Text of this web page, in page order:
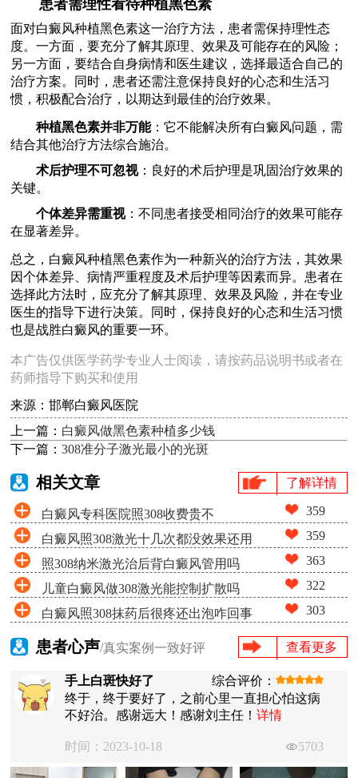
患者需理性看待种植黑色素
面对白癜风种植黑色素这一治疗方法，患者需保持理性态
度。一方面，要充分了解其原理、效果及可能存在的风险；
另一方面，要结合自身病情和医生建议，选择最适合自己的
治疗方案。同时，患者还需注意保持良好的心态和生活习
惯，积极配合治疗，以期达到最佳的治疗效果。
种植黑色素并非万能：它不能解决所有白癜风问题，需
结合其他治疗方法综合施治。
术后护理不可忽视：良好的术后护理是巩固治疗效果的
关键。
个体差异需重视：不同患者接受相同治疗的效果可能存
在显著差异。
总之，白癜风种植黑色素作为一种新兴的治疗方法，其效果
因个体差异、病情严重程度及术后护理等因素而异。患者在
选择此方法时，应充分了解其原理、效果及风险，并在专业
医生的指导下进行决策。同时，保持良好的心态和生活习惯
也是战胜白癜风的重要一环。
本广告仅供医学药学专业人士阅读，请按药品说明书或者在
药师指导下购买和使用
来源：邯郸白癜风医院
上一篇： 白癜风做黑色素种植多少钱
下一篇：308准分子激光最小的光斑
相关文章 了解详情
白癜风专科医院照308收费贵不 359
白癜风照308激光十几次都没效果还用
照吗
359
照308纳米激光治后背白癜风管用吗 363
儿童白癜风做308激光能控制扩散吗 322
白癜风照308抹药后很疼还出泡咋回事 303
患者心声/真实案例一致好评 查看更多
手上白斑快好了
综合评价：
终于，终于要好了，之前心里一直担心怕这病
不好治。感谢远大！感谢刘主任！详情
时间：2023-10-18 5703